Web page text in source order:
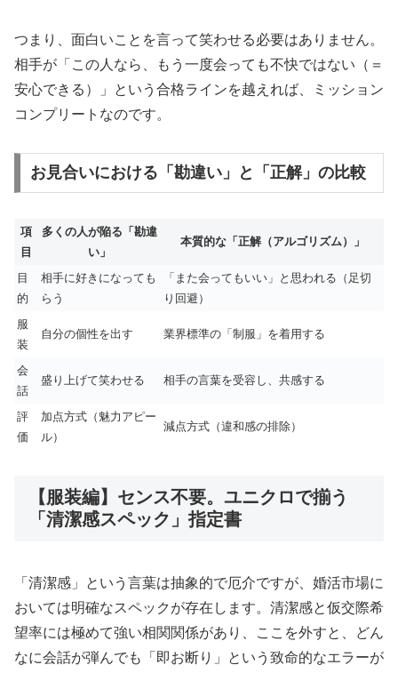
つまり、面白いことを言って笑わせる必要はありません。
相手が「この人なら、もう一度会っても不快ではない（＝
安心できる）」という合格ラインを越えれば、ミッション
コンプリートなのです。
お見合いにおける「勘違い」と「正解」の比較
項
目
多くの人が陥る「勘違
い」
本質的な「正解（アルゴリズム）」
目
的
相手に好きになっても
らう
「また会ってもいい」と思われる（足切
り回避）
服
装
自分の個性を出す 業界標準の「制服」を着用する
会
話
盛り上げて笑わせる 相手の言葉を受容し、共感する
評
価
加点方式（魅力アピー
ル）
減点方式（違和感の排除）
【服装編】センス不要。ユニクロで揃う
「清潔感スペック」指定書
「清潔感」という言葉は抽象的で厄介ですが、婚活市場に
おいては明確なスペックが存在します。清潔感と仮交際希
望率には極めて強い相関関係があり、ここを外すと、どん
なに会話が弾んでも「即お断り」という致命的なエラーが